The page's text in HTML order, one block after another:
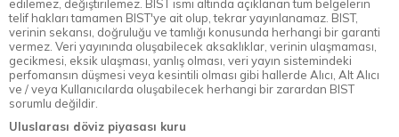
edilemez, değiştirilemez. BIST ismi altında açıklanan tüm belgelerin
telif hakları tamamen BIST'ye ait olup, tekrar yayınlanamaz. BIST,
verinin sekansı, doğruluğu ve tamlığı konusunda herhangi bir garanti
vermez. Veri yayınında oluşabilecek aksaklıklar, verinin ulaşmaması,
gecikmesi, eksik ulaşması, yanlış olması, veri yayın sistemindeki
perfomansın düşmesi veya kesintili olması gibi hallerde Alıcı, Alt Alıcı
ve / veya Kullanıcılarda oluşabilecek herhangi bir zarardan BIST
sorumlu değildir.
Uluslarası döviz piyasası kuru